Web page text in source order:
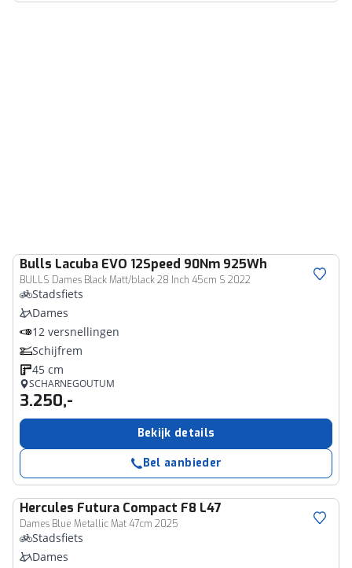
Bulls Lacuba EVO 12Speed 90Nm 925Wh
BULLS Dames Black Matt/black 28 Inch 45cm S 2022
Stadsfiets
Dames
12 versnellingen
Schijfrem
45 cm
SCHARNEGOUTUM
3.250,-
Bekijk details
Bel aanbieder
Hercules Futura Compact F8 L47
Dames Blue Metallic Mat 47cm 2025
Stadsfiets
Dames